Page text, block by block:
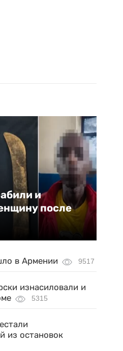
и
после
в Армении 9517
изнасиловали и
5315
из остановок